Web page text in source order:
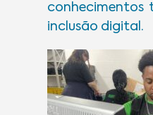
conhecimentos
inclusão digital.